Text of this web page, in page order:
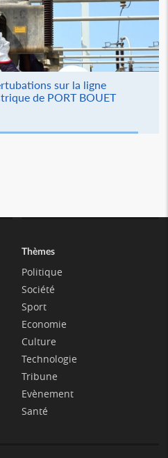
sur la ligne
de PORT BOUET
Thèmes
Politique
Société
Sport
Economie
Culture
Technologie
Tribune
Evènement
Santé